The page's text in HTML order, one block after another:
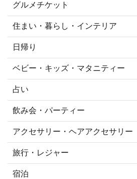
グルメチケット
住まい・暮らし・インテリア
日帰り
ベビー・キッズ・マタニティー
占い
飲み会・パーティー
アクセサリー・ヘアアクセサリー
旅行・レジャー
宿泊